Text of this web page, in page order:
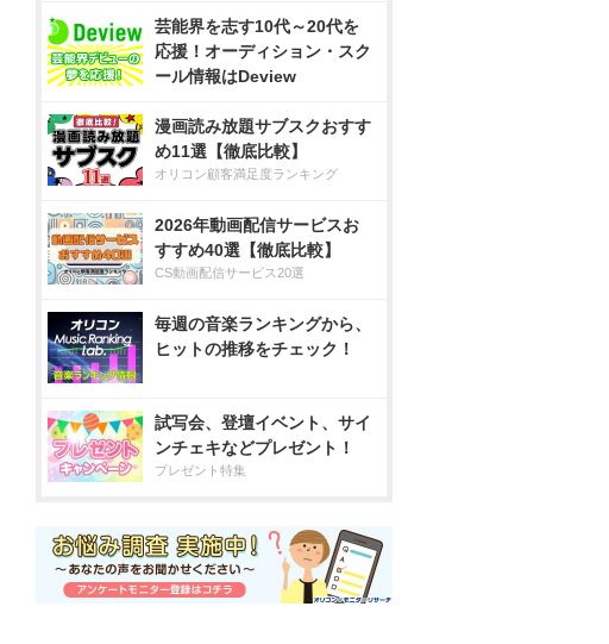
芸能界を志す10代～20代を
応援！オーディション・スク
ール情報はDeview
漫画読み放題サブスクおすす
め11選【徹底比較】
オリコン顧客満足度ランキング
2026年動画配信サービスお
すすめ40選【徹底比較】
CS動画配信サービス20選
毎週の音楽ランキングから、
ヒットの推移をチェック！
試写会、登壇イベント、サイ
ンチェキなどプレゼント！
プレゼント特集